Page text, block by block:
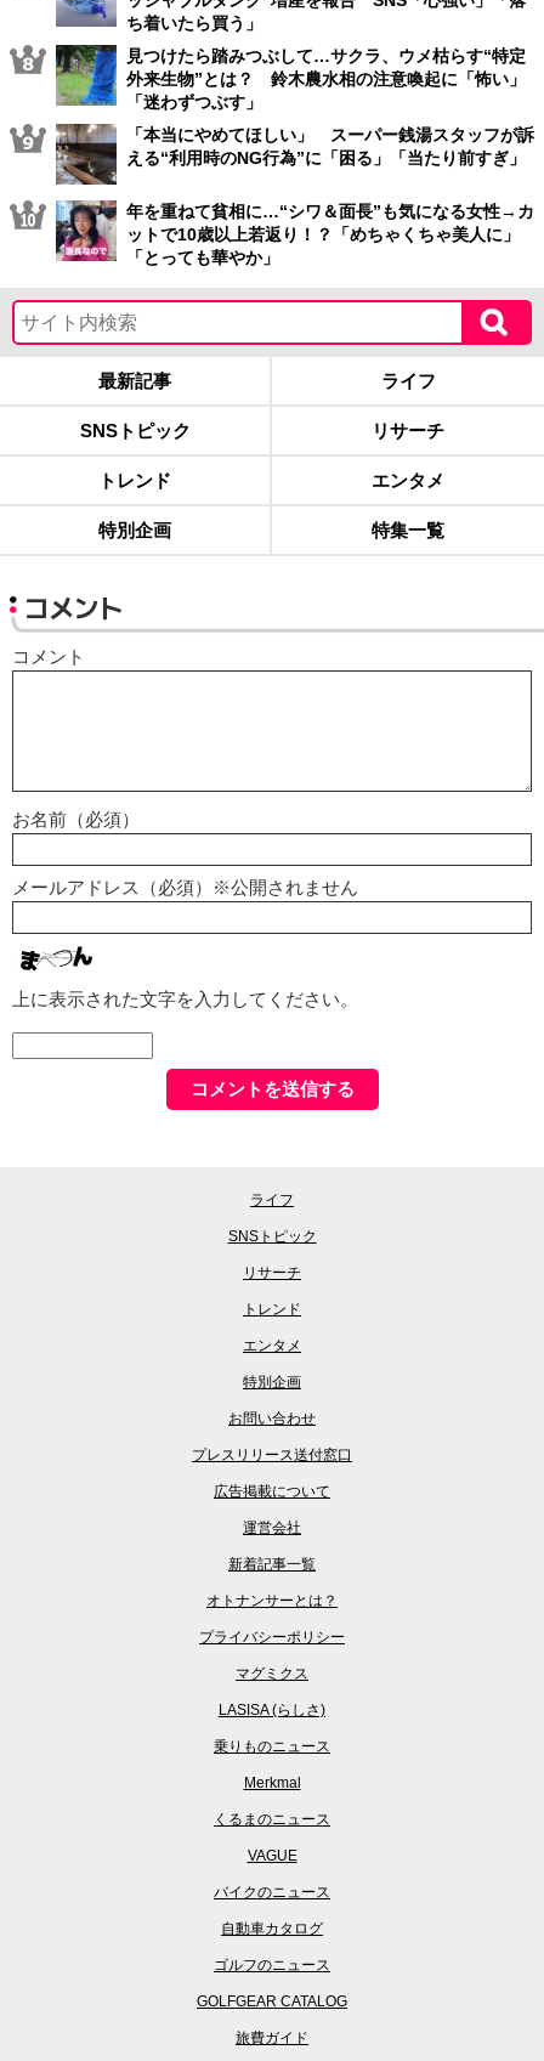
ち着いたら買う」
見つけたら踏みつぶして…サクラ、ウメ枯らす“特定
外来生物”とは？ 鈴木農水相の注意喚起に「怖い」
「迷わずつぶす」
「本当にやめてほしい」 スーパー銭湯スタッフが訴
える“利用時のNG行為”に「困る」「当たり前すぎ」
年を重ねて貧相に…“シワ＆面長”も気になる女性→カ
ットで10歳以上若返り！？「めちゃくちゃ美人に」
「とっても華やか」
最新記事 ライフ
SNSトピック リサーチ
トレンド エンタメ
特別企画 特集一覧
コメント
コメント
お名前（必須）
メールアドレス（必須）※公開されません
上に表示された文字を入力してください。
ライフ
SNSトピック
リサーチ
トレンド
エンタメ
特別企画
お問い合わせ
プレスリリース送付窓口
広告掲載について
運営会社
新着記事一覧
オトナンサーとは？
プライバシーポリシー
マグミクス
LASISA (らしさ)
乗りものニュース
Merkmal
くるまのニュース
VAGUE
バイクのニュース
自動車カタログ
ゴルフのニュース
GOLFGEAR CATALOG
旅費ガイド